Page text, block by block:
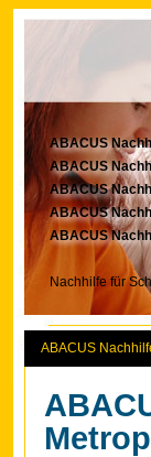
ABACUS
ABACUS
ABACUS
ABACUS
ABACUS
Nachhilfe für
ABACUS